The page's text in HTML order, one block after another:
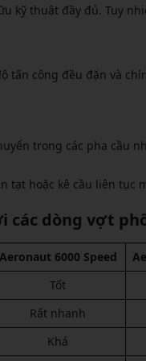
kỹ thuật đầy đủ. Tuy
tấn công đều đặn và
trong các pha cầu
tạt hoặc kê cầu liên tục
các dòng vợt
Aeronaut 6000 Speed
Tốt
Rất nhanh
Khá